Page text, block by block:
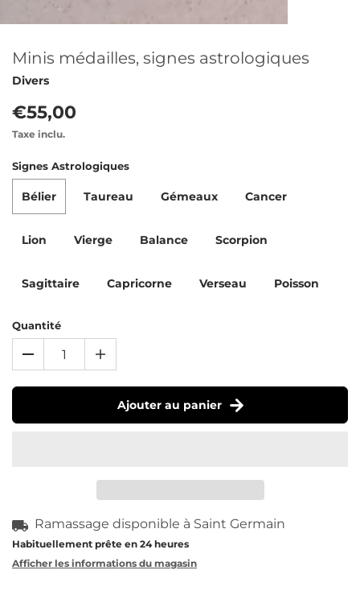
Minis médailles, signes astrologiques
Divers
€55,00
Taxe inclu.
Signes Astrologiques
Bélier Taureau Gémeaux Cancer
Lion Vierge Balance Scorpion
Sagittaire Capricorne Verseau Poisson
Quantité
Ajouter au panier
Ramassage disponible à Saint Germain
Habituellement prête en 24 heures
Afficher les informations du magasin